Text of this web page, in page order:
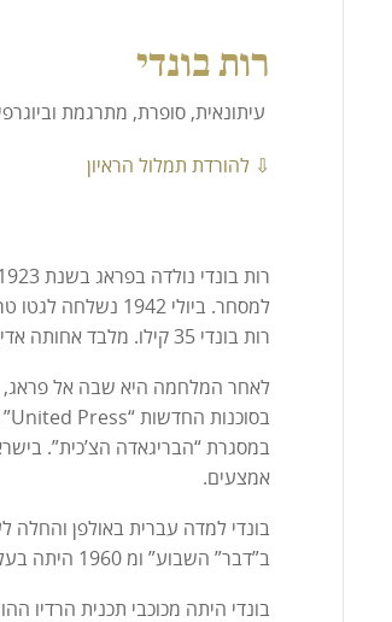
רות בונדי
עיתונאית, סופרת, מתרגמת וביוגרפית (1923-
⇩ להורדת תמלול הראיון
רות בונדי 35 קילו. מלבד אחותה אדית, נספו כל בני משפחתה.
לאחר המלחמה היא שבה אל פראג,
במסגרת “הבריגאדה הצ’כית”.
אמצעים.
בונדי למדה עברית באולפן והחלה
ב”דבר” השבוע” ומ 1960 היתה בעלת טור אישי ב”דבר השבוע”.
בונדי היתה מכוכבי תכנית הרדיו